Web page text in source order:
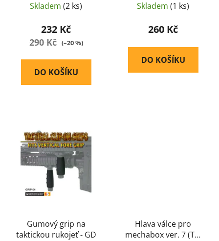
Skladem (2 ks)
232 Kč
290 Kč (–20 %)
DO KOŠÍKU
Skladem (1 ks)
260 Kč
DO KOŠÍKU
Gumový grip na
taktickou rukojeť - GD
Hlava válce pro
mechabox ver. 7 (TM